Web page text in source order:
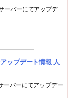
ーバーにてアップデ
ップデート情報 人
ーバーにてアップデー